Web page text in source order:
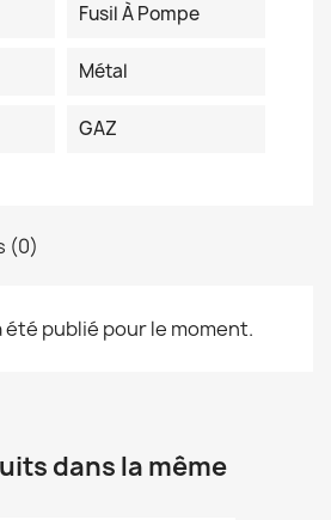
Fusil À Pompe
Métal
GAZ
(0)
été publié pour le moment.
dans la même